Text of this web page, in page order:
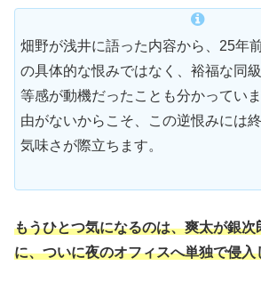
畑野が浅井に語った内容から、25年
の具体的な恨みではなく、裕福な同
等感が動機だったことも分かってい
由がないからこそ、この逆恨みには
気味さが際立ちます。
もうひとつ気になるのは、爽太が銀次
に、ついに夜のオフィスへ単独で侵入